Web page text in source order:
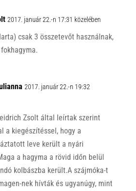
2017. január 22.-n 17:31 közelében
csak 3 összetevőt használnak,
2017. január 22.-n 19:32
Zsolt által leírtak szerint
a kiegészítéssel, hogy a
leve került a nyári
a hagyma a rövid időn belül
kolbászba került.A szájmóka-t
nek hívták és ugyanúgy, mint